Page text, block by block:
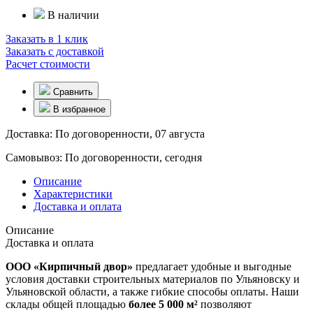
В наличии
Заказать в 1 клик
Заказать с доставкой
Расчет стоимости
Сравнить
В избранное
Доставка: По договоренности, 07 августа
Самовывоз: По договоренности, сегодня
Описание
Характеристики
Доставка и оплата
Описание
Доставка и оплата
ООО «Кирпичный двор» предлагает удобные и выгодные
условия доставки строительных материалов по Ульяновску и
Ульяновской области, а также гибкие способы оплаты. Наши
склады общей площадью более 5 000 м² позволяют